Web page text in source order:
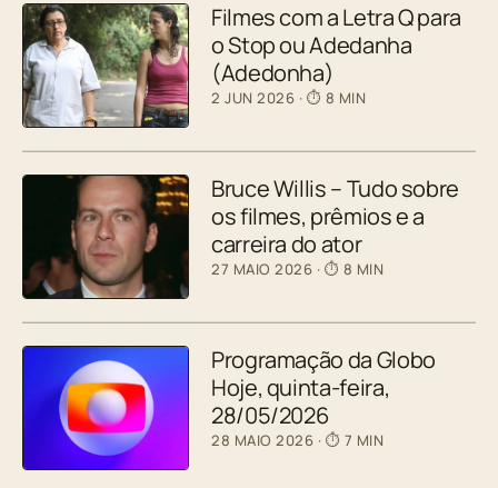
Filmes com a Letra Q para
o Stop ou Adedanha
(Adedonha)
2 JUN 2026 · ⏱ 8 MIN
Bruce Willis – Tudo sobre
os filmes, prêmios e a
carreira do ator
27 MAIO 2026 · ⏱ 8 MIN
Programação da Globo
Hoje, quinta-feira,
28/05/2026
28 MAIO 2026 · ⏱ 7 MIN